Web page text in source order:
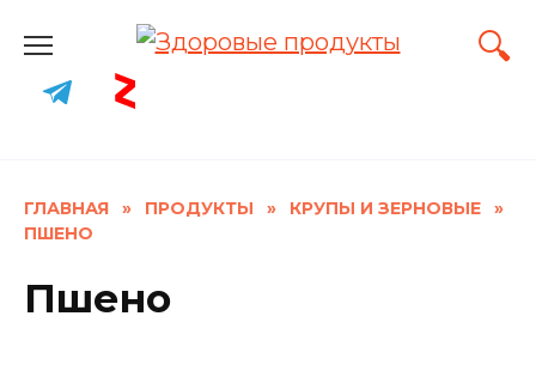
content
ГЛАВНАЯ » ПРОДУКТЫ » КРУПЫ И ЗЕРНОВЫЕ
»
ПШЕНО
Пшено